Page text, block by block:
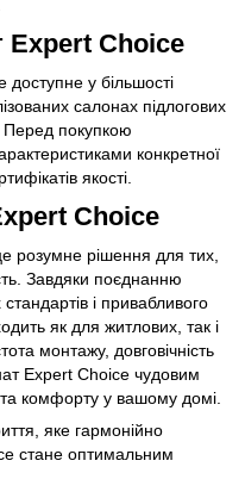
Expert Choice
у більшості
салонах підлогових
Перед покупкою
конкретної
якості.
Choice
розумне рішення для тих,
Завдяки поєднанню
і привабливого
як для житлових, так і
монтажу, довговічність
Expert Choice чудовим
комфорту у вашому домі.
яке гармонійно
стане оптимальним